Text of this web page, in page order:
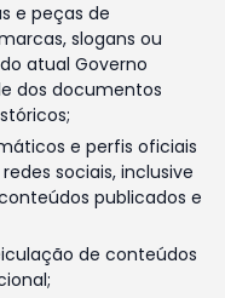
e peças de
slogans ou
atual Governo
dos documentos
e perfis oficiais
sociais, inclusive
publicados e
de conteúdos